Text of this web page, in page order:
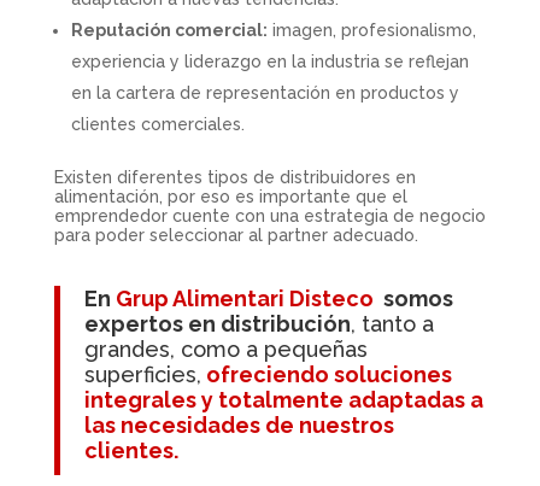
Reputación comercial: imagen, profesionalismo,
experiencia y liderazgo en la industria se reflejan
en la cartera de representación en productos y
clientes comerciales.
Existen diferentes tipos de distribuidores en
alimentación, por eso es importante que el
emprendedor cuente con una estrategia de negocio
para poder seleccionar al partner adecuado.
En Grup Alimentari Disteco somos
expertos en distribución, tanto a
grandes, como a pequeñas
superficies, ofreciendo soluciones
integrales y totalmente adaptadas a
las necesidades de nuestros
clientes.